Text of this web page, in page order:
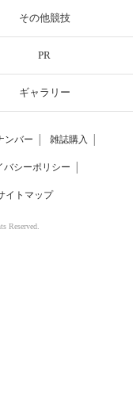
その他競技
PR
ギャラリー
ンバー 雑誌購入
バシーポリシー
イトマップ
Reserved.